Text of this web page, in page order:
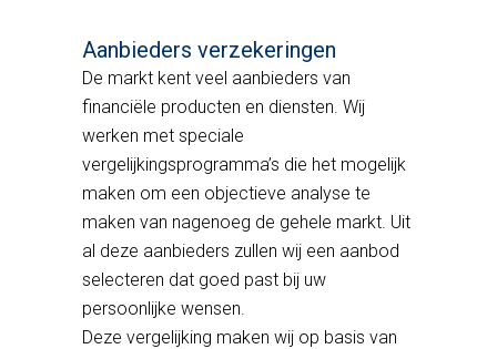
Aanbieders verzekeringen
De markt kent veel aanbieders van
financiële producten en diensten. Wij
werken met speciale
vergelijkingsprogramma’s die het mogelijk
maken om een objectieve analyse te
maken van nagenoeg de gehele markt. Uit
al deze aanbieders zullen wij een aanbod
selecteren dat goed past bij uw
persoonlijke wensen.
Deze vergelijking maken wij op basis van